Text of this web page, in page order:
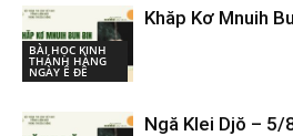
BÀI HỌC KINH
THÁNH HÀNG
NGÀY Ê ĐÊ
Khăp Kơ Mnuih
Ngă Klei Djŏ –